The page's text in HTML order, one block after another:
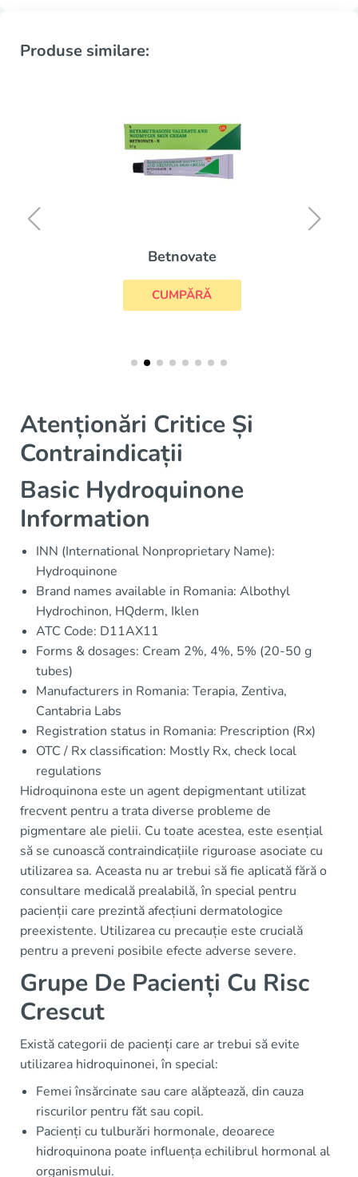
Produse similare:
Betnovate
CUMPĂRĂ
Atenționări Critice Și
Contraindicații
Basic Hydroquinone
Information
INN (International Nonproprietary Name):
Hydroquinone
Brand names available in Romania: Albothyl
Hydrochinon, HQderm, Iklen
ATC Code: D11AX11
Forms & dosages: Cream 2%, 4%, 5% (20-50 g
tubes)
Manufacturers in Romania: Terapia, Zentiva,
Cantabria Labs
Registration status in Romania: Prescription (Rx)
OTC / Rx classification: Mostly Rx, check local
regulations
Hidroquinona este un agent depigmentant utilizat
frecvent pentru a trata diverse probleme de
pigmentare ale pielii. Cu toate acestea, este esențial
să se cunoască contraindicațiile riguroase asociate cu
utilizarea sa. Aceasta nu ar trebui să fie aplicată fără o
consultare medicală prealabilă, în special pentru
pacienții care prezintă afecțiuni dermatologice
preexistente. Utilizarea cu precauție este crucială
pentru a preveni posibile efecte adverse severe.
Grupe De Pacienți Cu Risc
Crescut
Există categorii de pacienți care ar trebui să evite
utilizarea hidroquinonei, în special:
Femei însărcinate sau care alăptează, din cauza
riscurilor pentru făt sau copil.
Pacienți cu tulburări hormonale, deoarece
hidroquinona poate influența echilibrul hormonal al
organismului.